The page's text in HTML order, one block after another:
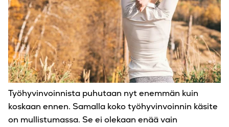
Työhyvinvoinnista puhutaan nyt enemmän kuin
koskaan ennen. Samalla koko työhyvinvoinnin käsite
on mullistumassa. Se ei olekaan enää vain